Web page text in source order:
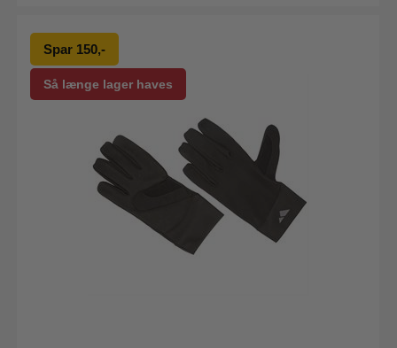
Så længe lager haves
Spar 150,-